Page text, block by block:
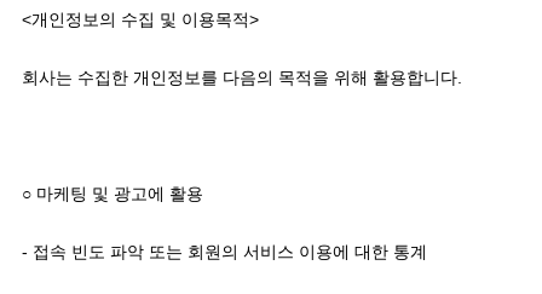
<개인정보의 수집 및 이용목적>
회사는 수집한 개인정보를 다음의 목적을 위해 활용합니다.
○ 마케팅 및 광고에 활용
- 접속 빈도 파악 또는 회원의 서비스 이용에 대한 통계